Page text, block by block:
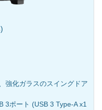
強化ガラスのスイングドア
3ポート (USB 3 Type-A x1